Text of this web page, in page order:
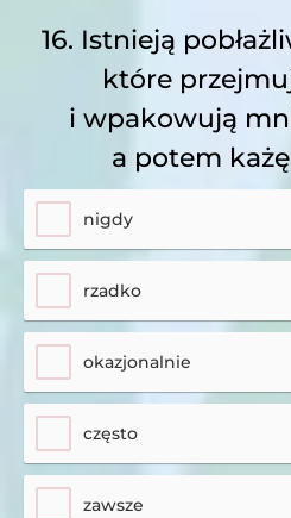
16. Istnieją
które
i wpakowują
a potem
nigdy
rzadko
okazjonalnie
często
zawsze